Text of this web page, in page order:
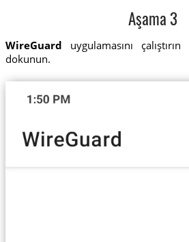
Aşama 3
WireGuard uygulamasını
dokunun.